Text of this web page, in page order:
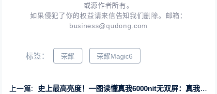
或源作者所有。
如果侵犯了你的权益请来信告知我们删除。邮箱：
business@qudong.com
标签： 荣耀 荣耀Magic6
上一篇:
史上最高亮度！一图读懂真我6000nit无双屏：真我GT Neo6 SE全球首发